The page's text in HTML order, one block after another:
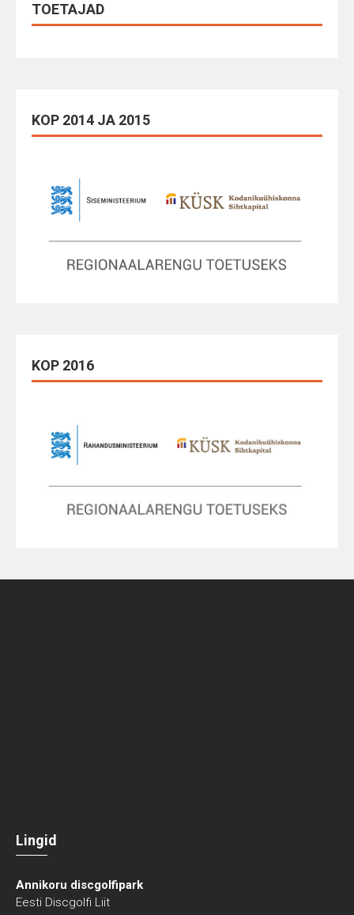
TOETAJAD
KOP 2014 JA 2015
KOP 2016
Lingid
Annikoru discgolfipark
Eesti Discgolfi Liit